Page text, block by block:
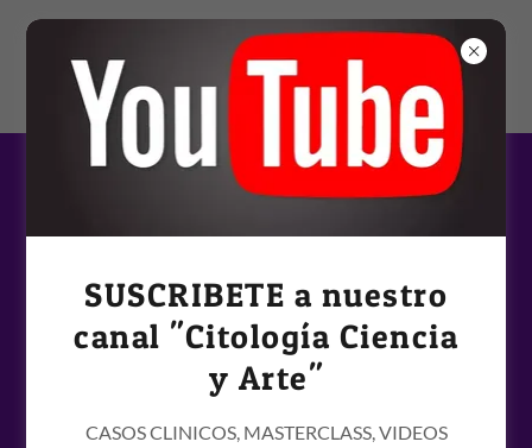
CURSOS DISPONIBLES
SUSCRIBETE a nuestro
canal "Citología Ciencia
y Arte"
CASOS CLINICOS, MASTERCLASS, VIDEOS